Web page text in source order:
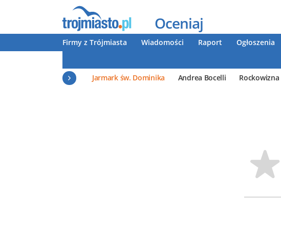
Oceniaj
Firmy z Trójmiasta Wiadomości Raport Ogłoszenia
Jarmark św. Dominika
Andrea Bocelli Rockowizna